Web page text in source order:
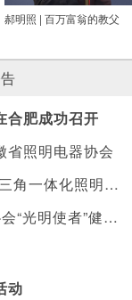
郝明照 | 百万富翁的教父
合肥成功召开
省照明电器协会
安徽省工商联领导出席2026第五届长三角一体化照明产业生态发展大会
美好安徽·与光同行 安徽省照明电器协会“光明使者”健康照明进社区公益活动
动